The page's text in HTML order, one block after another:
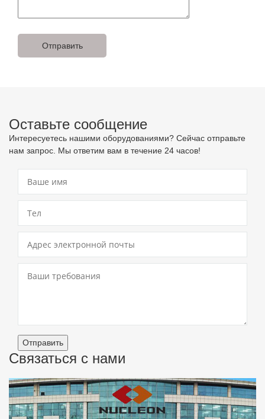
Оставьте сообщение
Интересуетесь нашими оборудованиями? Сейчас отправьте
нам запрос. Мы ответим вам в течение 24 часов!
Отправить
Связаться с нами